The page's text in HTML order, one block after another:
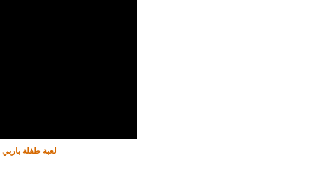
لعبة طفلة